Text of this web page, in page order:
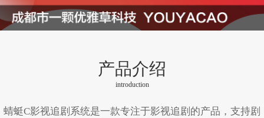
产品介绍
introduction
蜻蜓C影视追剧系统是一款专注于影视追剧的产品，支持剧